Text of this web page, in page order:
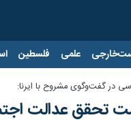
علمی فلسطین
در گفت‌وگوی مشروح با ایرنا:
تحقق عدالت